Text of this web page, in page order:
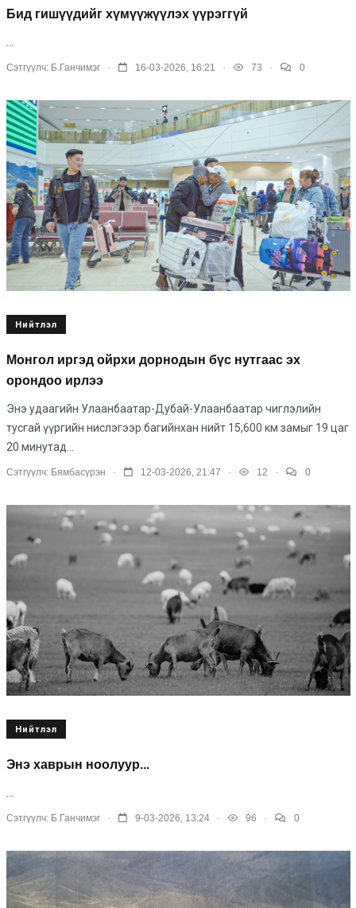
Бид гишүүдийг хүмүүжүүлэх үүрэггүй
Сэтгүүлч: Б.Ганчимэг . 16-03-2026, 16:21 . 73 . 0
Нийтлэл
Монгол иргэд ойрхи дорнодын бүс нутгаас эх
орондоо ирлээ
Энэ удаагийн Улаанбаатар-Дубай-Улаанбаатар чиглэлийн
тусгай үүргийн нислэгээр багийнхан нийт 15,600 км замыг 19 цаг
20 минутад...
Сэтгүүлч: Бямбасүрэн . 12-03-2026, 21:47 . 12 . 0
Нийтлэл
Энэ хаврын ноолуур...
Сэтгүүлч: Б.Ганчимэг . 9-03-2026, 13:24 . 96 . 0